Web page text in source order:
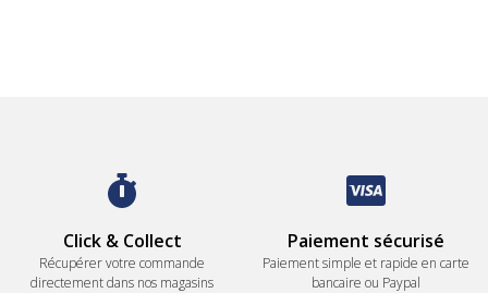
Click & Collect
Récupérer votre commande
directement dans nos magasins
Paiement sécurisé
Paiement simple et rapide en carte
bancaire ou Paypal